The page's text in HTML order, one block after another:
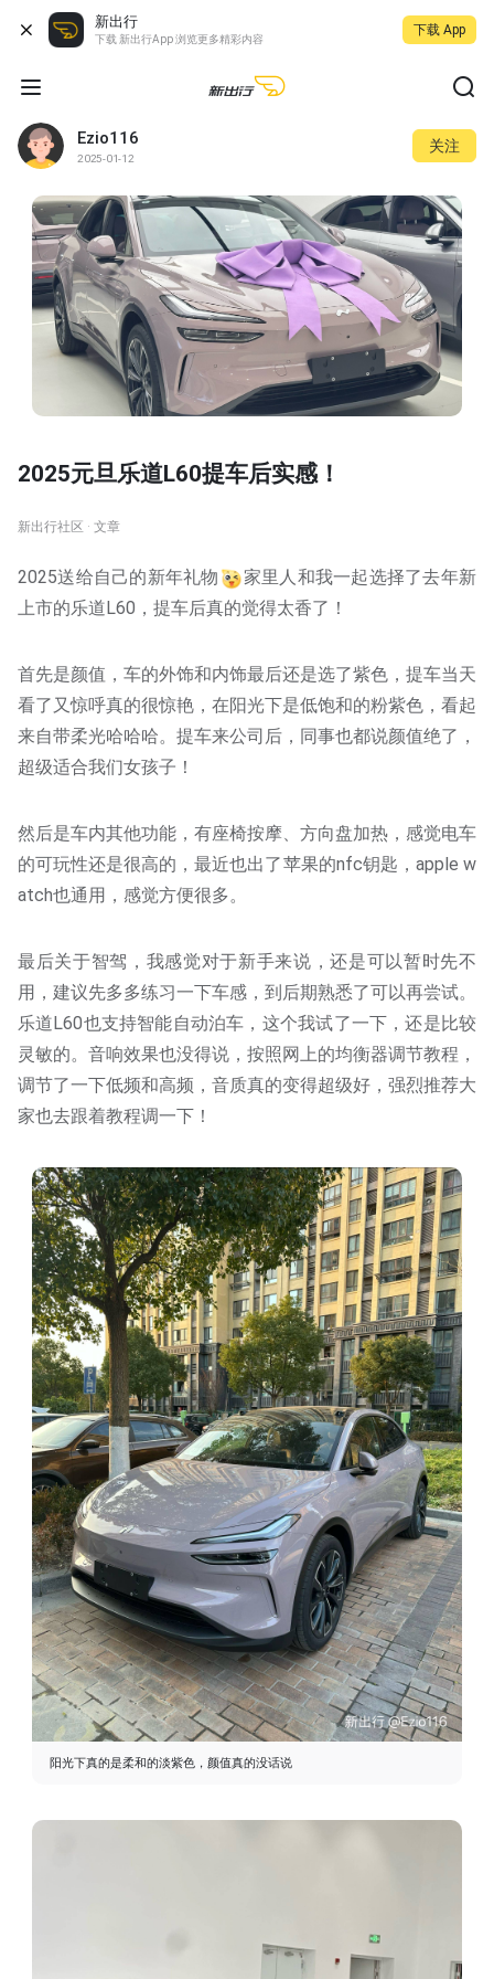
新出行
下载 新出行App 浏览更多精彩内容
下载 App
Ezio116
2025-01-12
关注
2025元旦乐道L60提车后实感！
新出行社区 · 文章
2025送给自己的新年礼物
家里人和我一起选择了去年新
上市的乐道L60，提车后真的觉得太香了！
首先是颜值，车的外饰和内饰最后还是选了紫色，提车当天
看了又惊呼真的很惊艳，在阳光下是低饱和的粉紫色，看起
来自带柔光哈哈哈。提车来公司后，同事也都说颜值绝了，
超级适合我们女孩子！
然后是车内其他功能，有座椅按摩、方向盘加热，感觉电车
的可玩性还是很高的，最近也出了苹果的nfc钥匙，apple w
atch也通用，感觉方便很多。
最后关于智驾，我感觉对于新手来说，还是可以暂时先不
用，建议先多多练习一下车感，到后期熟悉了可以再尝试。
乐道L60也支持智能自动泊车，这个我试了一下，还是比较
灵敏的。音响效果也没得说，按照网上的均衡器调节教程，
调节了一下低频和高频，音质真的变得超级好，强烈推荐大
家也去跟着教程调一下！
阳光下真的是柔和的淡紫色，颜值真的没话说